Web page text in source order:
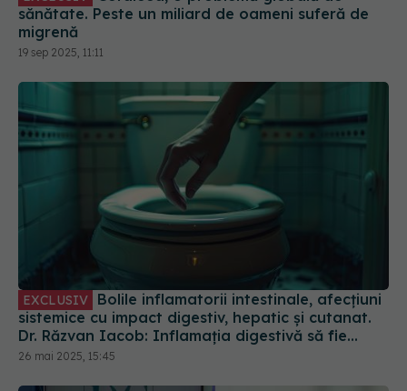
sănătate. Peste un miliard de oameni suferă de
migrenă
19 sep 2025, 11:11
EXCLUSIV
sistemice cu impact digestiv, hepatic și cutanat.
Dr. Răzvan Iacob: Inflamația digestivă să fie
stăpânită
26 mai 2025, 15:45